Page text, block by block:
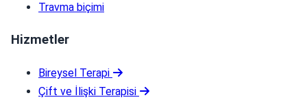
Travma biçimi
Hizmetler
Bireysel Terapi
Çift ve İlişki Terapisi